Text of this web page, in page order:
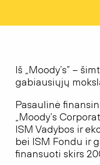
Iš „Moody’s” –
gabiausiųjų
Pasaulinė
„Moody’s
ISM Vadybos ir
bei ISM Fondu ir
finansuoti skirs